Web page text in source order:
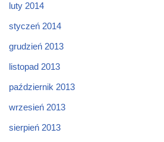
luty 2014
styczeń 2014
grudzień 2013
listopad 2013
październik 2013
wrzesień 2013
sierpień 2013